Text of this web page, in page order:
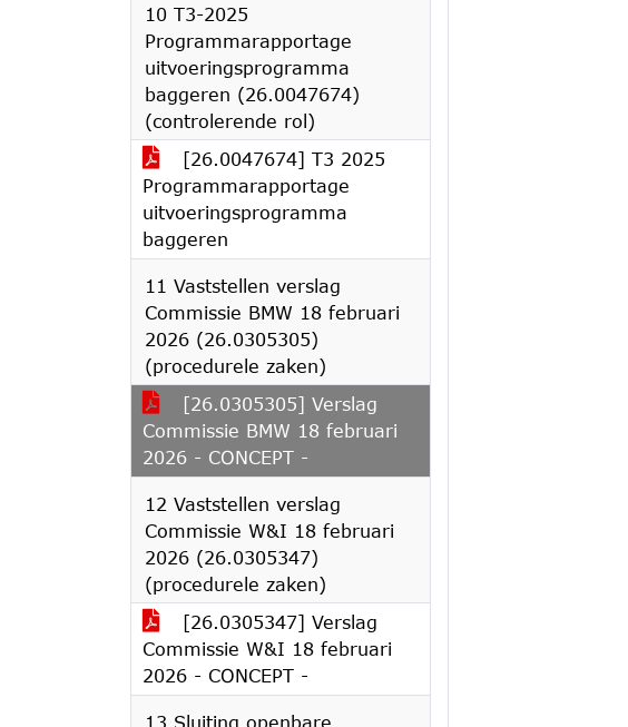
10 T3-2025
Programmarapportage
uitvoeringsprogramma
baggeren (26.0047674)
(controlerende rol)
[26.0047674] T3 2025
Programmarapportage
uitvoeringsprogramma
baggeren
11 Vaststellen verslag
Commissie BMW 18 februari
2026 (26.0305305)
(procedurele zaken)
[26.0305305] Verslag
Commissie BMW 18 februari
2026 - CONCEPT -
12 Vaststellen verslag
Commissie W&I 18 februari
2026 (26.0305347)
(procedurele zaken)
[26.0305347] Verslag
Commissie W&I 18 februari
2026 - CONCEPT -
13 Sluiting openbare